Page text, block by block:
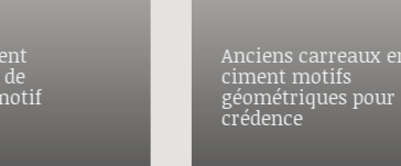
Anciens carreaux
ciment motifs
géométriques pour
crédence